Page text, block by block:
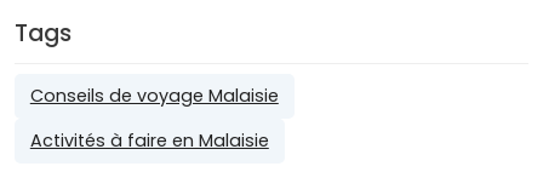
Tags
Conseils de voyage Malaisie
Activités à faire en Malaisie